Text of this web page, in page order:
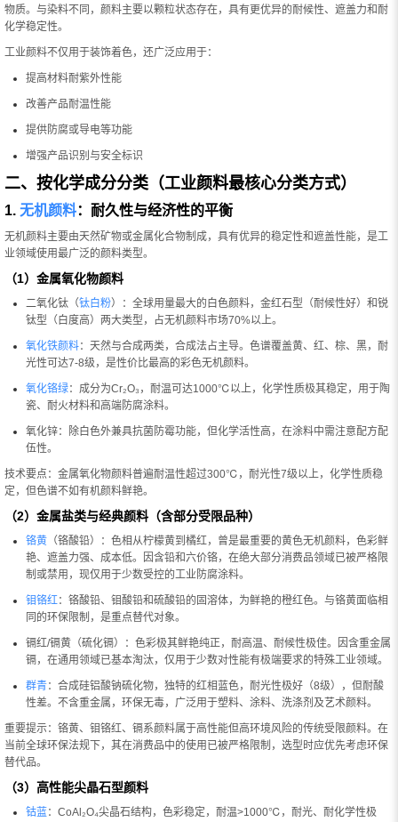
物质。与染料不同，颜料主要以颗粒状态存在，具有更优异的耐候性、遮盖力和耐
化学稳定性。
工业颜料不仅用于装饰着色，还广泛应用于：
提高材料耐紫外性能
改善产品耐温性能
提供防腐或导电等功能
增强产品识别与安全标识
二、按化学成分分类（工业颜料最核心分类方式）
1. 无机颜料：耐久性与经济性的平衡
无机颜料主要由天然矿物或金属化合物制成，具有优异的稳定性和遮盖性能，是工
业领域使用最广泛的颜料类型。
（1）金属氧化物颜料
二氧化钛（钛白粉）：全球用量最大的白色颜料，金红石型（耐候性好）和锐
钛型（白度高）两大类型，占无机颜料市场70%以上。
氧化铁颜料：天然与合成两类，合成法占主导。色谱覆盖黄、红、棕、黑，耐
光性可达7-8级，是性价比最高的彩色无机颜料。
氧化铬绿：成分为Cr₂O₃，耐温可达1000℃以上，化学性质极其稳定，用于陶
瓷、耐火材料和高端防腐涂料。
氧化锌：除白色外兼具抗菌防霉功能，但化学活性高，在涂料中需注意配方配
伍性。
技术要点：金属氧化物颜料普遍耐温性超过300℃，耐光性7级以上，化学性质稳
定，但色谱不如有机颜料鲜艳。
（2）金属盐类与经典颜料（含部分受限品种）
铬黄 （铬酸铅）：色相从柠檬黄到橘红，曾是最重要的黄色无机颜料，色彩鲜
艳、遮盖力强、成本低。因含铅和六价铬，在绝大部分消费品领域已被严格限
制或禁用，现仅用于少数受控的工业防腐涂料。
钼铬红：铬酸铅、钼酸铅和硫酸铅的固溶体，为鲜艳的橙红色。与铬黄面临相
同的环保限制，是重点替代对象。
镉红/镉黄（硫化镉）：色彩极其鲜艳纯正，耐高温、耐候性极佳。因含重金属
镉，在通用领域已基本淘汰，仅用于少数对性能有极端要求的特殊工业领域。
群青：合成硅铝酸钠硫化物，独特的红相蓝色，耐光性极好（8级），但耐酸
性差。不含重金属，环保无毒，广泛用于塑料、涂料、洗涤剂及艺术颜料。
重要提示：铬黄、钼铬红、镉系颜料属于高性能但高环境风险的传统受限颜料。在
当前全球环保法规下，其在消费品中的使用已被严格限制，选型时应优先考虑环保
替代品。
（3）高性能尖晶石型颜料
钴蓝：CoAl₂O₄尖晶石结构，色彩稳定，耐温>1000℃，耐光、耐化学性极